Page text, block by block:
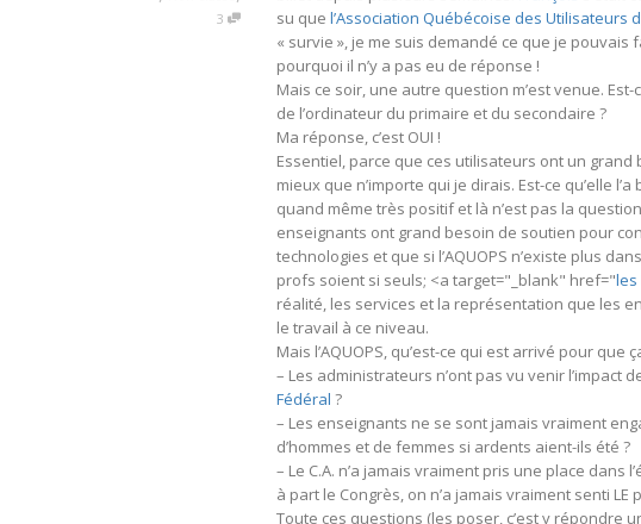
3
su que l’Association Québécoise des Utilisateurs
« survie », je me suis demandé ce que je
pourquoi il n’y a pas eu de réponse !
Mais ce soir, une autre question m’est venue.
de l’ordinateur du primaire et du secondaire ?
Ma réponse, c’est OUI !
Essentiel, parce que ces utilisateurs ont un grand
mieux que n’importe qui je dirais. Est-ce qu’elle
quand même très positif et là n’est pas la
enseignants ont grand besoin de soutien pour
technologies et que si l’AQUOPS n’existe plus
profs soient si seuls; <a target="_blank" href="les
réalité, les services et la représentation que les
le travail à ce niveau.
Mais l’AQUOPS, qu’est-ce qui est arrivé pour que
– Les administrateurs n’ont pas vu venir l’impact
Fédéral ?
– Les enseignants ne se sont jamais vraiment
d’hommes et de femmes si ardents aient-ils été ?
– Le C.A. n’a jamais vraiment pris une place
à part le Congrès, on n’a jamais vraiment senti
Toute ces questions (les poser, c’est y répondre